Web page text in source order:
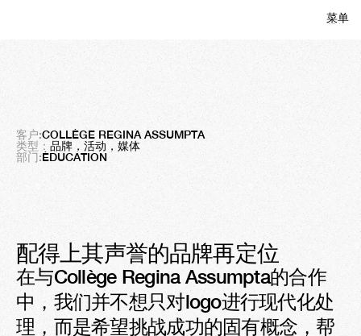
菜单
里贾纳
为70年的历史赋予新的意义
客户:COLLÈGE REGINA ASSUMPTA
类型： 品牌，活动，媒体
部门:ÉDUCATION
配得上其声誉的品牌再定位
在与Collège Regina Assumpta的合作
中，我们并不想只对logo进行现代化处
理，而是希望挑战成功的固有概念，帮